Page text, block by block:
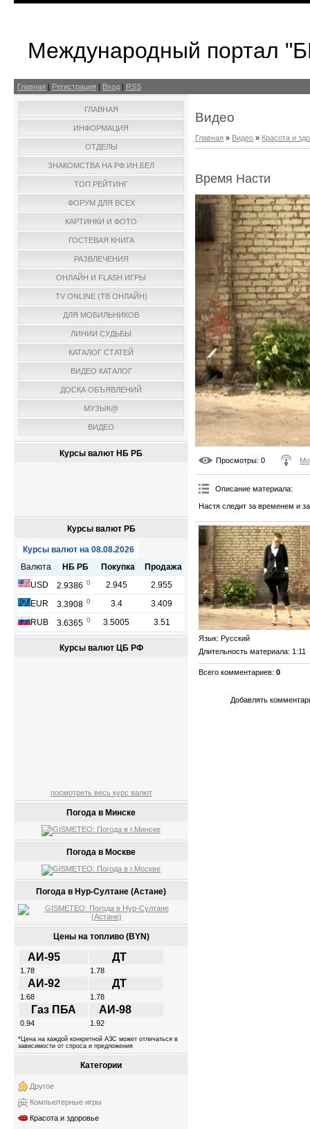
Международный портал
Главная | Регистрация | Вход | RSS
ГЛАВНАЯ
ИНФОРМАЦИЯ
ОТДЕЛЫ
ЗНАКОМСТВА НА РФ.ИН.БЕЛ
ТОП РЕЙТИНГ
ФОРУМ ДЛЯ ВСЕХ
КАРТИНКИ И ФОТО
ГОСТЕВАЯ КНИГА
РАЗВЛЕЧЕНИЯ
ОНЛАЙН И FLASH ИГРЫ
TV ONLINE (ТВ ОНЛАЙН)
ДЛЯ МОБИЛЬНИКОВ
ЛИНИИ СУДЬБЫ
КАТАЛОГ СТАТЕЙ
ВИДЕО КАТАЛОГ
ДОСКА ОБЪЯВЛЕНИЙ
МУЗЫК@
ВИДЕО
Курсы валют НБ РБ
Курсы валют РБ
Курсы валют ЦБ РФ
посмотреть весь курс валют
Погода в Минске
Погода в Москве
Погода в Нур-Султане (Астане)
Цены на топливо (BYN)
АИ-95 ДТ
1.78 1.78
АИ-92 ДТ
1.68 1.78
Газ ПБА АИ-98
0.94 1.92
*Цена на каждой конкретной АЗС может отличаться в
зависимости от спроса и предложения
Категории
Другое
Компьютерные игры
Красота и здоровье
Видео
Главная » Видео » Красота и
Время Насти
Просмотры: 0
Описание материала:
Настя следит за временем и
Язык: Русский
Длительность материала: 1:11
Всего комментариев: 0
Добавлять